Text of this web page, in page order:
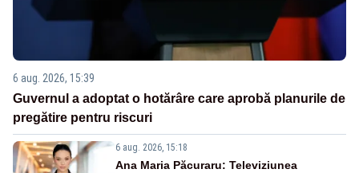
6 aug. 2026, 15:39
Guvernul a adoptat o hotărâre care aprobă planurile de
pregătire pentru riscuri
6 aug. 2026, 15:18
Ana Maria Păcuraru: Televiziunea